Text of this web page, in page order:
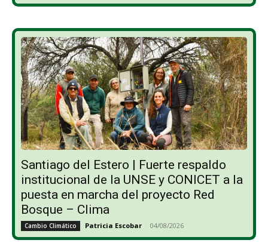
Santiago del Estero | Fuerte respaldo
institucional de la UNSE y CONICET a la
puesta en marcha del proyecto Red
Bosque – Clima
Cambio Climático Patricia Escobar - 04/08/2026